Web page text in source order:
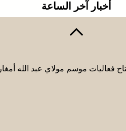
أخبار آخر الساعة
فعاليات موسم مولاي عبد الله أمغار